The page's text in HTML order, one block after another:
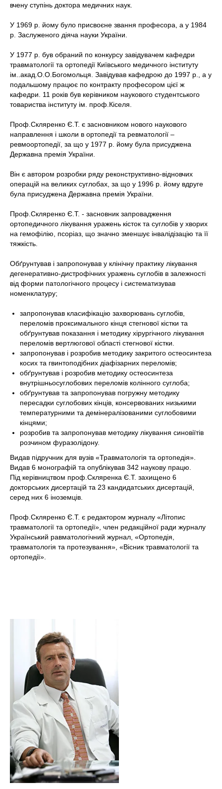
вчену ступінь доктора медичних наук.
У 1969 р. йому було присвоєне звання професора, а у 1984
р. Заслуженого діяча науки України.
У 1977 р. був обраний по конкурсу завідувачем кафедри
травматології та ортопедії Київського медичного інституту
ім..акад.О.О.Богомольця. Завідував кафедрою до 1997 р., а у
подальшому працює по контракту професором цієї ж
кафедри. 11 років був керівником наукового студентського
товариства інституту ім. проф.Кіселя.
Проф.Скляренко Є.Т. є засновником нового наукового
направлення і школи в ортопедії та ревматології –
ревмоортопедії, за що у 1977 р. йому була присуджена
Державна премія України.
Він є автором розробки ряду реконструктивно-відновчих
операцій на великих суглобах, за що у 1996 р. йому вдруге
була присуджена Державна премія України.
Проф.Скляренко Є.Т. - засновник запровадження
ортопедичного лікування уражень кісток та суглобів у хворих
на гемофілію, псоріаз, що значно зменшує інвалідізацію та її
тяжкість.
Обґрунтував і запропонував у клінічну практику лікування
дегенеративно-дистрофічних уражень суглобів в залежності
від форми патологічного процесу і систематизував
номенклатуру;
запропонував класифікацію захворювань суглобів,
переломів проксимального кінця стегнової кістки та
обґрунтував показання і методику хірургічного лікування
переломів вертлюгової області стегнової кістки.
запропонував і розробив методику закритого остеосинтеза
косих та гвинтоподібних діафізарних переломів;
обґрунтував і розробив методику остеосинтеза
внутрішньосуглобових переломів колінного суглоба;
обґрунтував та запропонував погружну методику
пересадки суглобових кінців, консервованих низькими
температурними та демінералізованими суглобовими
кінцями;
розробив та запропонував методику лікування синовіїтів
розчином фуразолідону.
Видав підручник для вузів «Травматологія та ортопедія».
Видав 6 монографій та опублікував 342 наукову працю.
Під керівництвом проф.Скляренка Є.Т. захищено 6
докторських дисертацій та 23 кандидатських дисертацій,
серед них 6 іноземців.
Проф.Скляренко Є.Т. є редактором журналу «Літопис
травматології та ортопедії», член редакційної ради журналу
Український равматологічний журнал, «Ортопедія,
травматологія та протезування», «Вісник травматології та
ортопедії».